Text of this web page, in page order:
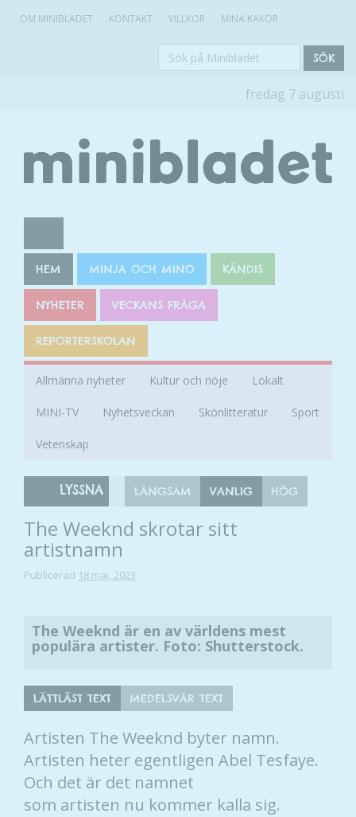
OM MINIBLADET KONTAKT VILLKOR MINA KAKOR
Sök
SÖK
fredag 7 augusti
HEM MINJA OCH MINO KÄNDIS
NYHETER VECKANS FRÅGA
REPORTERSKOLAN
Allmänna nyheter Kultur och nöje Lokalt
MINI-TV Nyhetsveckan Skönlitteratur Sport
Vetenskap
LYSSNA LÅNGSAM VANLIG HÖG
The Weeknd skrotar sitt
artistnamn
Publicerad 18 maj, 2023
The Weeknd är en av världens mest
populära artister. Foto: Shutterstock.
LÄTTLÄST TEXT MEDELSVÅR TEXT
Artisten The Weeknd byter namn.
Artisten heter egentligen Abel Tesfaye.
Och det är det namnet
som artisten nu kommer kalla sig.